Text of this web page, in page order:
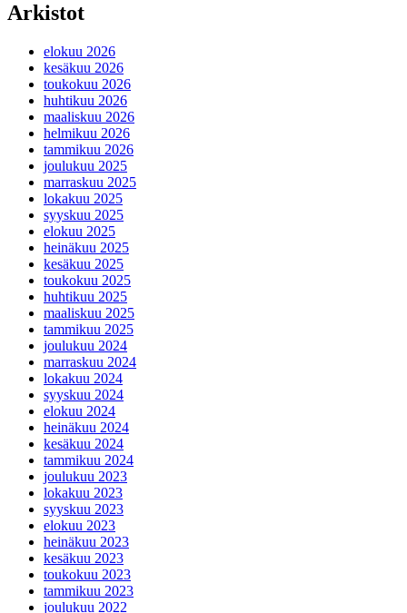
Arkistot
elokuu 2026
kesäkuu 2026
toukokuu 2026
huhtikuu 2026
maaliskuu 2026
helmikuu 2026
tammikuu 2026
joulukuu 2025
marraskuu 2025
lokakuu 2025
syyskuu 2025
elokuu 2025
heinäkuu 2025
kesäkuu 2025
toukokuu 2025
huhtikuu 2025
maaliskuu 2025
tammikuu 2025
joulukuu 2024
marraskuu 2024
lokakuu 2024
syyskuu 2024
elokuu 2024
heinäkuu 2024
kesäkuu 2024
tammikuu 2024
joulukuu 2023
lokakuu 2023
syyskuu 2023
elokuu 2023
heinäkuu 2023
kesäkuu 2023
toukokuu 2023
tammikuu 2023
joulukuu 2022